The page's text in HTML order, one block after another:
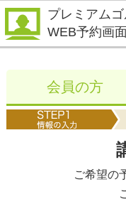
プレミアム
WEB予約画面
会員の方
ご希望の